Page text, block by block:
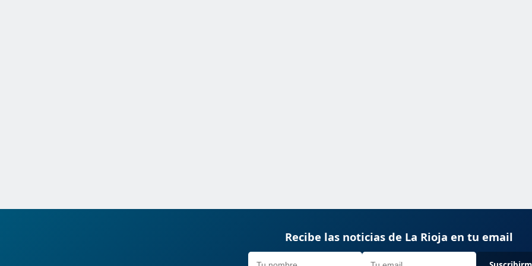
Recibe las noticias de La Rioja en tu email